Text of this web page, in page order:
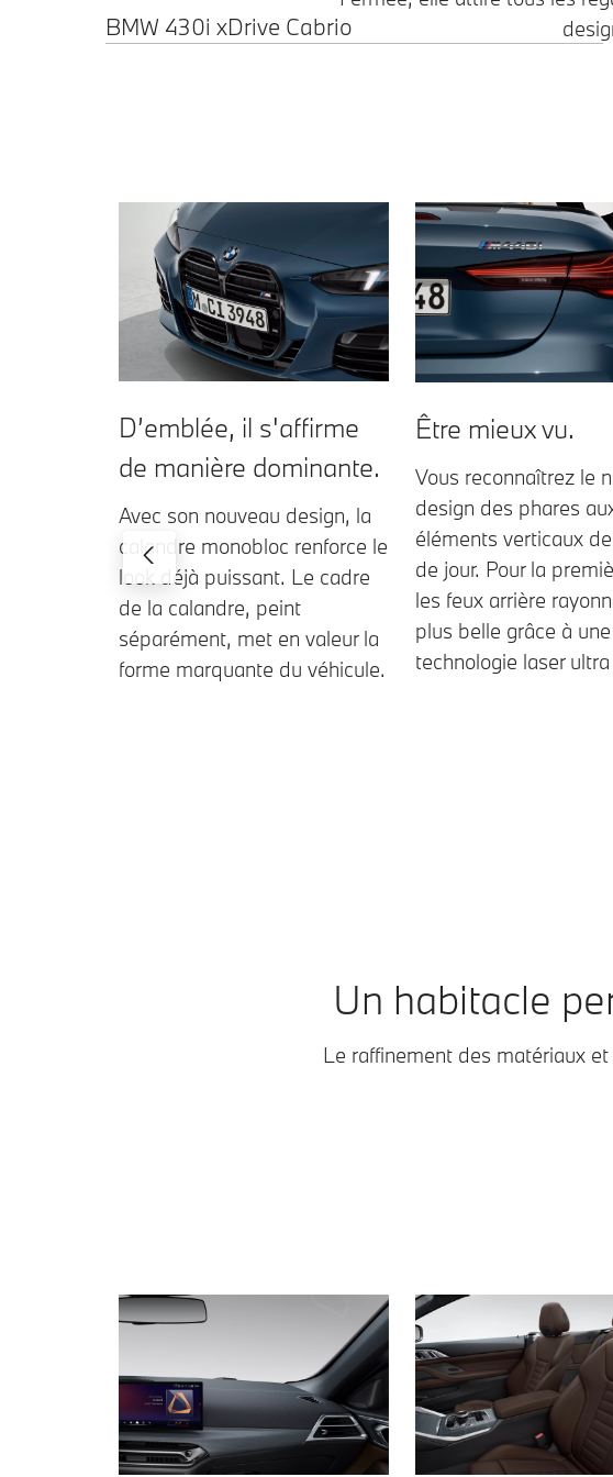
BMW 430i xDrive Cabrio
D’emblée, il s'affirme
de manière dominante.
Avec son nouveau design, la
calandre monobloc renforce le
look déjà puissant. Le cadre
de la calandre, peint
séparément, met en valeur la
forme marquante du véhicule.
Être mieux vu.
Vous reconnaîtrez le
design des phares
éléments verticaux
de jour. Pour la
les feux arrière
plus belle grâce à une
technologie laser
Un habitacle
Le raffinement des matériaux